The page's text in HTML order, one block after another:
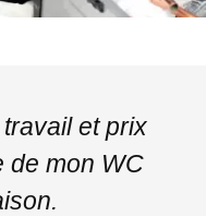
et prix
de mon WC